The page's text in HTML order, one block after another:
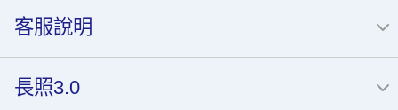
客服說明
長照3.0